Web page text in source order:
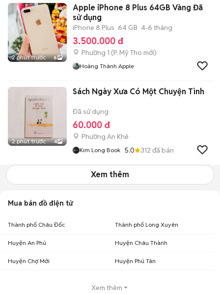
2 phút trước 6
Apple iPhone 8 Plus 64GB Vàng Đã
sử dụng
iPhone 8 Plus 64 GB 4-6 tháng
3.500.000 đ
Phường 1 (P. Mỹ Tho mới)
Hoàng Thành Apple
2 phút trước 4
Sách Ngày Xưa Có Một Chuyện Tình
Đã sử dụng
60.000 đ
Phường An Khê
Kim Long Book 5.0 312 đã bán
Xem thêm
Mua bán đồ điện tử
Thành phố Châu Đốc Thành phố Long Xuyên
Huyện An Phú Huyện Châu Thành
Huyện Chợ Mới Huyện Phú Tân
Xem thêm